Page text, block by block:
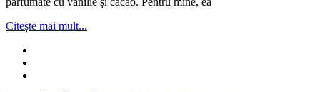
Citește mai mult...